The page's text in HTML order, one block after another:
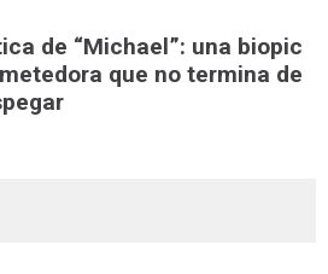
de “Michael”: una biopic
que no termina de